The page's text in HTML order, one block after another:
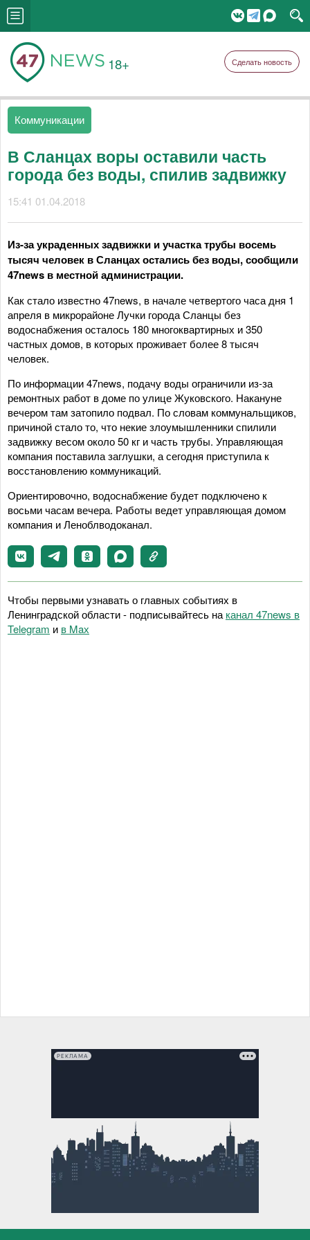
18+ Сделать новость
Коммуникации
В Сланцах воры оставили часть
города без воды, спилив задвижку
15:41 01.04.2018
Из-за украденных задвижки и участка трубы восемь
тысяч человек в Сланцах остались без воды, сообщили
47news в местной администрации.
Как стало известно 47news, в начале четвертого часа дня 1
апреля в микрорайоне Лучки города Сланцы без
водоснабжения осталось 180 многоквартирных и 350
частных домов, в которых проживает более 8 тысяч
человек.
По информации 47news, подачу воды ограничили из-за
ремонтных работ в доме по улице Жуковского. Накануне
вечером там затопило подвал. По словам коммунальщиков,
причиной стало то, что некие злоумышленники спилили
задвижку весом около 50 кг и часть трубы. Управляющая
компания поставила заглушки, а сегодня приступила к
восстановлению коммуникаций.
Ориентировочно, водоснабжение будет подключено к
восьми часам вечера. Работы ведет управляющая домом
компания и Леноблводоканал.
Чтобы первыми узнавать о главных событиях в
Ленинградской области - подписывайтесь на канал 47news в
Telegram и в Maх
РЕКЛАМА